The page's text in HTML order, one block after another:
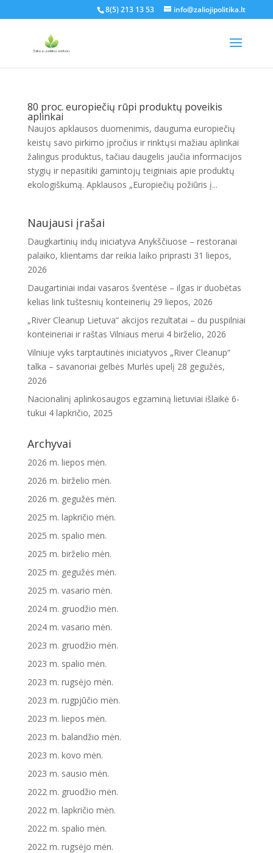
8(5) 213 13 53 info@zaliojipolitika.lt
80 proc. europiečių rūpi produktų poveikis
aplinkai
Naujos apklausos duomenimis, dauguma europiečių
keistų savo pirkimo įpročius ir rinktųsi mažiau aplinkai
žalingus produktus, tačiau daugelis jaučia informacijos
stygių ir nepasitiki gamintojų teiginiais apie produktų
ekologiškumą. Apklausos „Europiečių požiūris į...
Naujausi įrašai
Daugkartinių indų iniciatyva Anykščiuose – restoranai
palaiko, klientams dar reikia laiko priprasti 31 liepos,
2026
Daugartiniai indai vasaros šventėse – ilgas ir duobėtas
kelias link tuštesnių konteinerių 29 liepos, 2026
„River Cleanup Lietuva“ akcijos rezultatai – du puspilniai
konteineriai ir raštas Vilniaus merui 4 birželio, 2026
Vilniuje vyks tarptautinės iniciatyvos „River Cleanup“
talka – savanoriai gelbės Murlės upelį 28 gegužės,
2026
Nacionalinį aplinkosaugos egzaminą lietuviai išlaikė 6-
tukui 4 lapkričio, 2025
Archyvai
2026 m. liepos mėn.
2026 m. birželio mėn.
2026 m. gegužės mėn.
2025 m. lapkričio mėn.
2025 m. spalio mėn.
2025 m. birželio mėn.
2025 m. gegužės mėn.
2025 m. vasario mėn.
2024 m. gruodžio mėn.
2024 m. vasario mėn.
2023 m. gruodžio mėn.
2023 m. spalio mėn.
2023 m. rugsėjo mėn.
2023 m. rugpjūčio mėn.
2023 m. liepos mėn.
2023 m. balandžio mėn.
2023 m. kovo mėn.
2023 m. sausio mėn.
2022 m. gruodžio mėn.
2022 m. lapkričio mėn.
2022 m. spalio mėn.
2022 m. rugsėjo mėn.